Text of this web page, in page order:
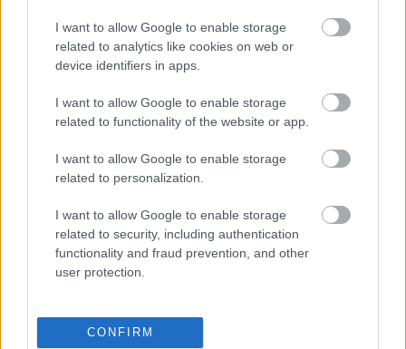
I want to allow Google to enable storage
related to analytics like cookies on web or
device identifiers in apps.
I want to allow Google to enable storage
related to functionality of the website or app.
I want to allow Google to enable storage
related to personalization.
I want to allow Google to enable storage
related to security, including authentication
functionality and fraud prevention, and other
user protection.
CONFIRM
Ajánlott bejegyzések:
Kókuszos meggyes csokis sütemény
Diétás diócsoda